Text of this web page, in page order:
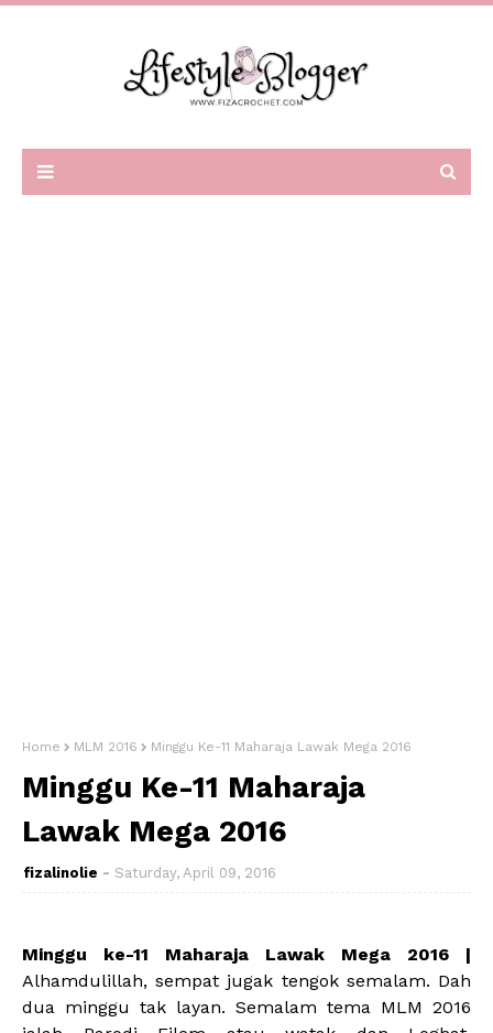
Home MLM 2016 Minggu Ke-11 Maharaja Lawak Mega 2016
Minggu Ke-11 Maharaja
Lawak Mega 2016
fizalinolie Saturday, April 09, 2016
Minggu ke-11 Maharaja Lawak Mega 2016 |
Alhamdulillah, sempat jugak tengok semalam. Dah
dua minggu tak layan. Semalam tema MLM 2016